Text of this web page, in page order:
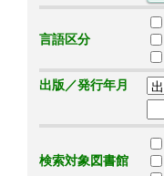
言語区分
出版／発行年月
検索対象図書館